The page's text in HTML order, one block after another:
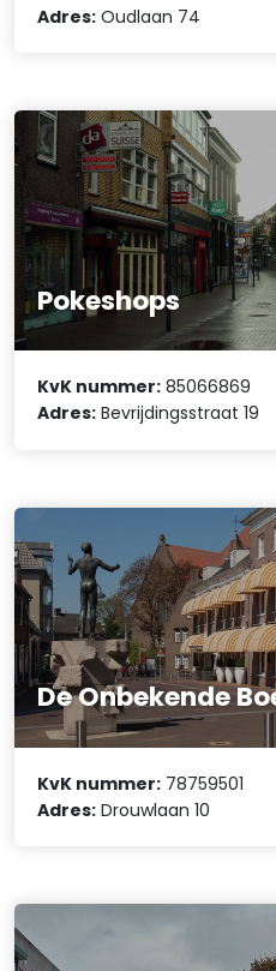
Adres: Oudlaan 74
Pokeshops
KvK nummer: 85066869
Adres: Bevrijdingsstraat 19
De Onbekende
KvK nummer: 78759501
Adres: Drouwlaan 10